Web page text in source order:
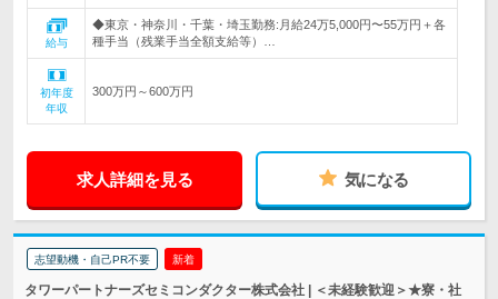
給与
◆東京・神奈川・千葉・埼玉勤務:月給24万5,000円〜55万円＋各
種手当（残業手当全額支給等）…
初年度
年収
300万円～600万円
求人詳細を見る 気になる
志望動機・自己PR不要 新着
タワーパートナーズセミコンダクター株式会社 | ＜未経験歓迎＞★寮・社